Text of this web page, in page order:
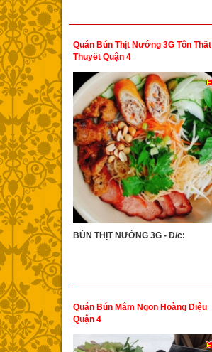
Quán Bún Thịt Nướng 3G Tôn Thất
Thuyết Quận 4
BÚN THỊT NƯỚNG 3G - Đ/c:
Quán Bún Mắm Ngon Hoàng Diệu
Quận 4